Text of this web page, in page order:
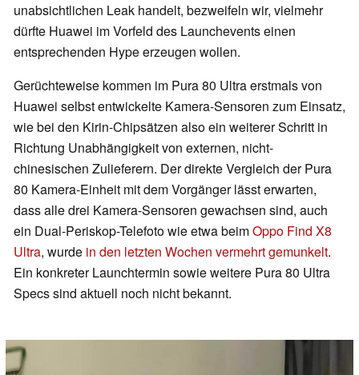
unabsichtlichen Leak handelt, bezweifeln wir, vielmehr
dürfte Huawei im Vorfeld des Launchevents einen
entsprechenden Hype erzeugen wollen.
Gerüchteweise kommen im Pura 80 Ultra erstmals von
Huawei selbst entwickelte Kamera-Sensoren zum Einsatz,
wie bei den Kirin-Chipsätzen also ein weiterer Schritt in
Richtung Unabhängigkeit von externen, nicht-
chinesischen Zulieferern. Der direkte Vergleich der Pura
80 Kamera-Einheit mit dem Vorgänger lässt erwarten,
dass alle drei Kamera-Sensoren gewachsen sind, auch
ein Dual-Periskop-Telefoto wie etwa beimOppo Find X8
Ultra, wurde in den letzten Wochen vermehrt gemunkelt.
Ein konkreter Launchtermin sowie weitere Pura 80 Ultra
Specs sind aktuell noch nicht bekannt.